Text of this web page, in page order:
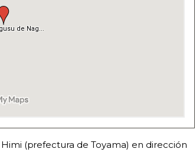
(prefectura de Toyama) en dirección